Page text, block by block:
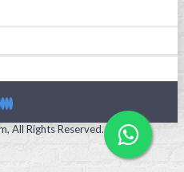
All Rights Reserved.